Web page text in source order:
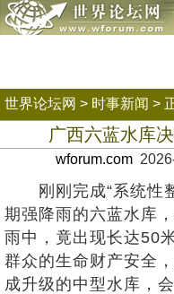
世界论坛网 > 时事新闻 >
广西六蓝水库
wforum.com
刚刚完成“系统性整
期强降雨的六蓝水库
雨中，竟出现长达50
群众的生命财产安全
成升级的中型水库，